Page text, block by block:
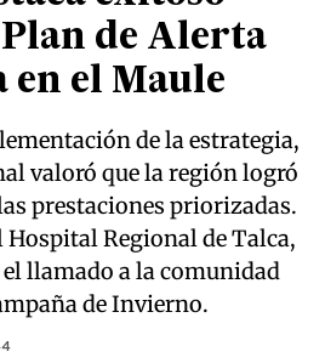
de Alerta
en el Maule
de la estrategia,
valoró que la región logró
prestaciones priorizadas.
Regional de Talca,
llamado a la comunidad
de Invierno.